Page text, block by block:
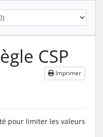
CSP
Imprimer
pour limiter les valeurs